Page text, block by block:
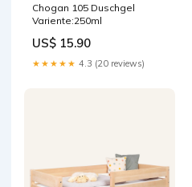
Chogan 105 Duschgel
Variente:250ml
US$ 15.90
★★★★★ 4.3 (20 reviews)